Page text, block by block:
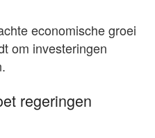
economische groei
om investeringen
regeringen